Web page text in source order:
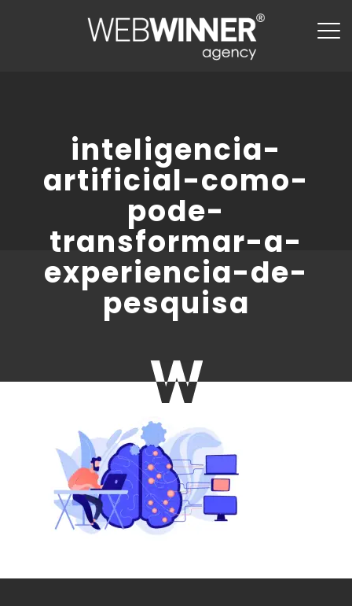
inteligencia-
artificial-como-
pode-
transformar-a-
experiencia-de-
pesquisa